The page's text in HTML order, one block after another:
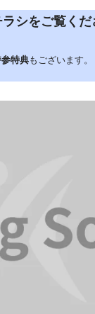
シをご覧くだ
特典もございます。